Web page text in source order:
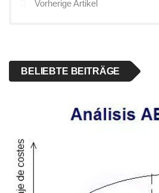
Vorherige Artikel
BELIEBTE BEITRÄGE